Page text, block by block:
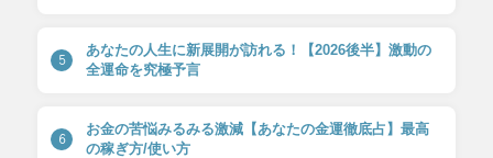
5
あなたの人生に新展開が訪れる！【2026後半】激動の
全運命を究極予言
6
お金の苦悩みるみる激減【あなたの金運徹底占】最高
の稼ぎ方/使い方